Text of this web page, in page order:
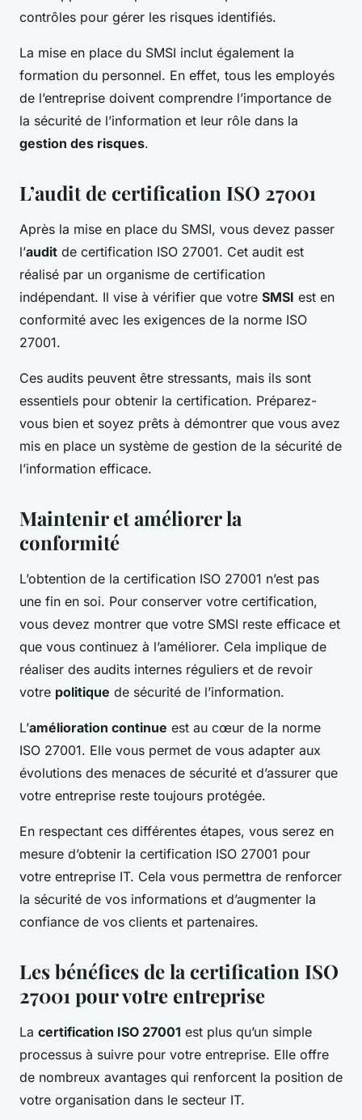
contrôles pour gérer les risques identifiés.
La mise en place du SMSI inclut également la
formation du personnel. En effet, tous les employés
de l’entreprise doivent comprendre l’importance de
la sécurité de l’information et leur rôle dans la
gestion des risques.
L’audit de certification ISO 27001
Après la mise en place du SMSI, vous devez passer
l’audit de certification ISO 27001. Cet audit est
réalisé par un organisme de certification
indépendant. Il vise à vérifier que votre SMSI est en
conformité avec les exigences de la norme ISO
27001.
Ces audits peuvent être stressants, mais ils sont
essentiels pour obtenir la certification. Préparez-
vous bien et soyez prêts à démontrer que vous avez
mis en place un système de gestion de la sécurité de
l’information efficace.
Maintenir et améliorer la
conformité
L’obtention de la certification ISO 27001 n’est pas
une fin en soi. Pour conserver votre certification,
vous devez montrer que votre SMSI reste efficace et
que vous continuez à l’améliorer. Cela implique de
réaliser des audits internes réguliers et de revoir
votre politique de sécurité de l’information.
L’amélioration continue est au cœur de la norme
ISO 27001. Elle vous permet de vous adapter aux
évolutions des menaces de sécurité et d’assurer que
votre entreprise reste toujours protégée.
En respectant ces différentes étapes, vous serez en
mesure d’obtenir la certification ISO 27001 pour
votre entreprise IT. Cela vous permettra de renforcer
la sécurité de vos informations et d’augmenter la
confiance de vos clients et partenaires.
Les bénéfices de la certification ISO
27001 pour votre entreprise
La certification ISO 27001 est plus qu’un simple
processus à suivre pour votre entreprise. Elle offre
de nombreux avantages qui renforcent la position de
votre organisation dans le secteur IT.